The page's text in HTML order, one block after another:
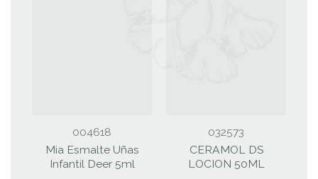
004618
Mia Esmalte Uñas
Infantil Deer 5ml
032573
CERAMOL DS
LOCION 50ML